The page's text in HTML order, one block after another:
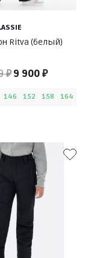
Ritva (белый)
₽ 9 900 ₽
146 152 158 164